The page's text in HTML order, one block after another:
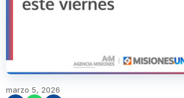
marzo 5, 2026